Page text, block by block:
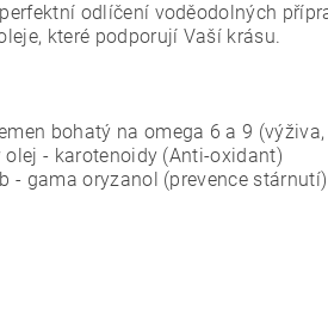
odlíčení voděodolných
které podporují Vaší krásu.
bohatý na omega 6 a 9
- karotenoidy (Anti-oxidant)
- gama oryzanol (prevence stárnutí)